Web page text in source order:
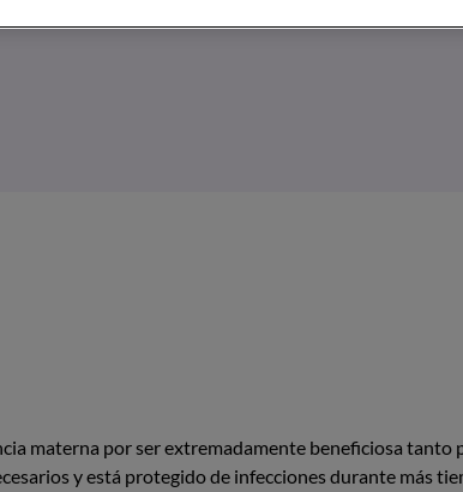
materna por ser extremadamente beneficiosa tanto
y está protegido de infecciones durante más